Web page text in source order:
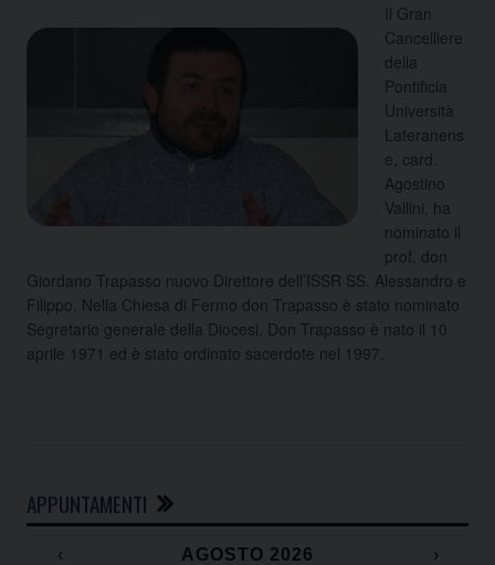
Il Gran
Cancelliere
della
Pontificia
Università
Lateranens
e, card.
Agostino
Vallini, ha
nominato il
prof. don
Giordano Trapasso nuovo Direttore dell’ISSR SS. Alessandro e
Filippo. Nella Chiesa di Fermo don Trapasso è stato nominato
Segretario generale della Diocesi. Don Trapasso è nato il 10
aprile 1971 ed è stato ordinato sacerdote nel 1997.
APPUNTAMENTI
‹ AGOSTO 2026
›